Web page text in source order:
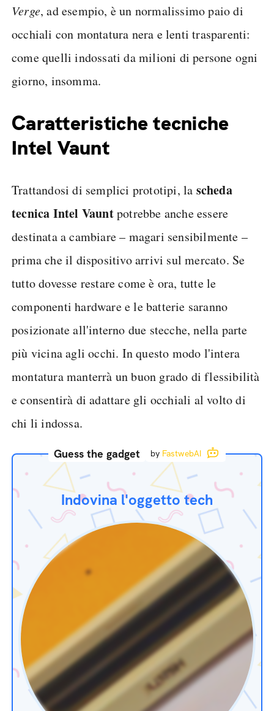
Verge, ad esempio, è un normalissimo paio di
occhiali con montatura nera e lenti trasparenti:
come quelli indossati da milioni di persone ogni
giorno, insomma.
Caratteristiche tecniche
Intel Vaunt
Trattandosi di semplici prototipi, la scheda
tecnica Intel Vauntpotrebbe anche essere
destinata a cambiare – magari sensibilmente –
prima che il dispositivo arrivi sul mercato. Se
tutto dovesse restare come è ora, tutte le
componenti hardware e le batterie saranno
posizionate all'interno due stecche, nella parte
più vicina agli occhi. In questo modo l'intera
montatura manterrà un buon grado di flessibilità
e consentirà di adattare gli occhiali al volto di
chi li indossa.
Guess the gadget by FastwebAI
Indovina l'oggetto tech